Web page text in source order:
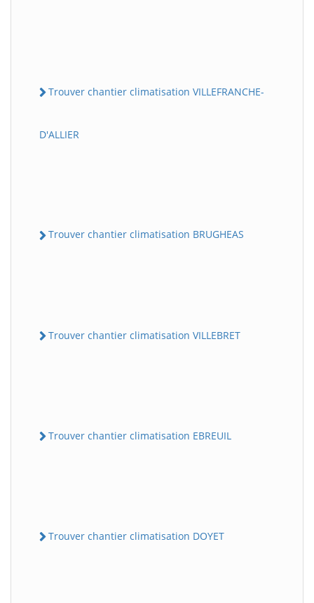
Trouver chantier climatisation VILLEFRANCHE-
D'ALLIER
Trouver chantier climatisation BRUGHEAS
Trouver chantier climatisation VILLEBRET
Trouver chantier climatisation EBREUIL
Trouver chantier climatisation DOYET